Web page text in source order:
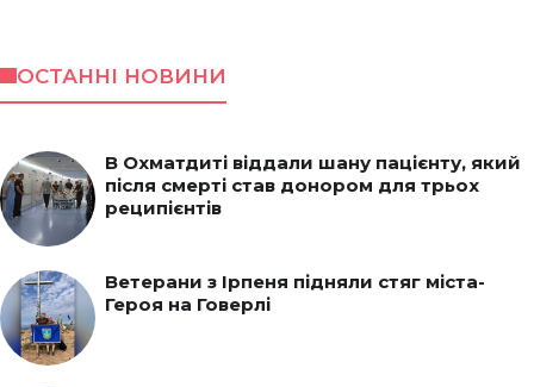
ОСТАННІ НОВИНИ
В Охматдиті віддали шану пацієнту, який
після смерті став донором для трьох
реципієнтів
Ветерани з Ірпеня підняли стяг міста-
Героя на Говерлі